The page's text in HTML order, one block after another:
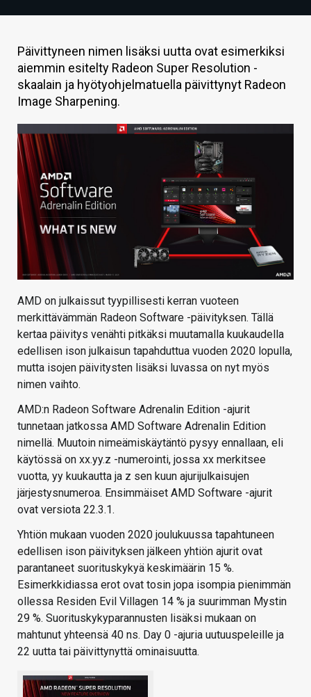
TECHBBS
TIETOA
HINTA.FI
KAUPPA
VAIHDA TEEMA
HAKU
Päivittyneen nimen lisäksi uutta ovat esimerkiksi
aiemmin esitelty Radeon Super Resolution -
skaalain ja hyötyohjelmatuella päivittynyt Radeon
Image Sharpening.
AMD on julkaissut tyypillisesti kerran vuoteen
merkittävämmän Radeon Software -päivityksen. Tällä
kertaa päivitys venähti pitkäksi muutamalla kuukaudella
edellisen ison julkaisun tapahduttua vuoden 2020 lopulla,
mutta isojen päivitysten lisäksi luvassa on nyt myös
nimen vaihto.
AMD:n Radeon Software Adrenalin Edition -ajurit
tunnetaan jatkossa AMD Software Adrenalin Edition
nimellä. Muutoin nimeämiskäytäntö pysyy ennallaan, eli
käytössä on xx.yy.z -numerointi, jossa xx merkitsee
vuotta, yy kuukautta ja z sen kuun ajurijulkaisujen
järjestysnumeroa. Ensimmäiset AMD Software -ajurit
ovat versiota 22.3.1.
Yhtiön mukaan vuoden 2020 joulukuussa tapahtuneen
edellisen ison päivityksen jälkeen yhtiön ajurit ovat
parantaneet suorituskykyä keskimäärin 15 %.
Esimerkkidiassa erot ovat tosin jopa isompia pienimmän
ollessa Residen Evil Villagen 14 % ja suurimman Mystin
29 %. Suorituskykyparannusten lisäksi mukaan on
mahtunut yhteensä 40 ns. Day 0 -ajuria uutuuspeleille ja
22 uutta tai päivittynyttä ominaisuutta.